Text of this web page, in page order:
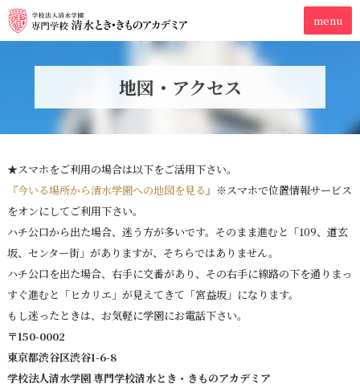
地図・アクセス
★スマホをご利用の場合は以下をご活用下さい。
『今いる場所から清水学園への地図を見る』 ※スマホで位置情報サービス
をオンにしてご利用下さい。
ハチ公口から出た場合、迷う方が多いです。そのまま進むと「109、道玄
坂、センター街」がありますが、そちらではありません。
ハチ公口を出た場合、右手に交番があり、その右手に線路の下を通りまっ
すぐ進むと「ヒカリエ」が見えてきて「宮益坂」になります。
もし迷ったときは、お気軽に学園にお電話下さい。
〒150-0002
東京都渋谷区渋谷1-6-8
学校法人清水学園 専門学校清水とき・きものアカデミア